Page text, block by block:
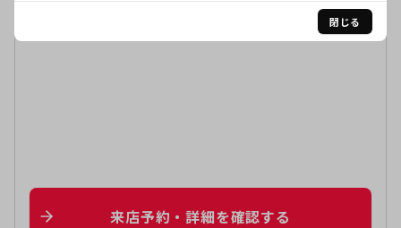
来店予約・詳細を確認する
閉じる